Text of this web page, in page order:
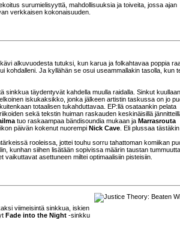
surumielisyyttä, mahdollisuuksia ja toiveita, jossa ajan
verkkaisen kokonaisuuden.
kävi alkuvuodesta tutuksi, kun karua ja folkahtavaa poppia
kohdalleni. Ja kyllähän se osui useammallakin tasolla, kun
sinkkua täydentyvät kahdella muulla raidalla. Sinkut
iskukaksikko, jonka jälkeen artistin taskussa on jo
totaalisen tukahduttavaa. EP:llä osataankin pelata
sekä tekstin huiman raskauden keskinäisillä
tuo raskaampaa bändisoundia mukaan ja Marrasrouta
päivän kokenut nuorempi Nick Cave . Eli plussaa
rooleissa, jottei touhu sorru tahattoman komiikan
kunhan siihen lisätään sopivissa määrin taustan tummuutta,
asettuneen miltei optimaalisiin pisteisiin.
viimeisintä sinkkua, iskien
Fade into the Night -sinkku